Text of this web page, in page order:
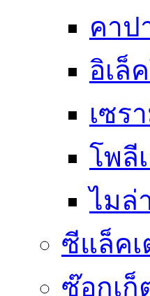
คาป
อิเล็
เซร
โพลี
ไมล่
ซีแล็ค
ซ๊อกเก็